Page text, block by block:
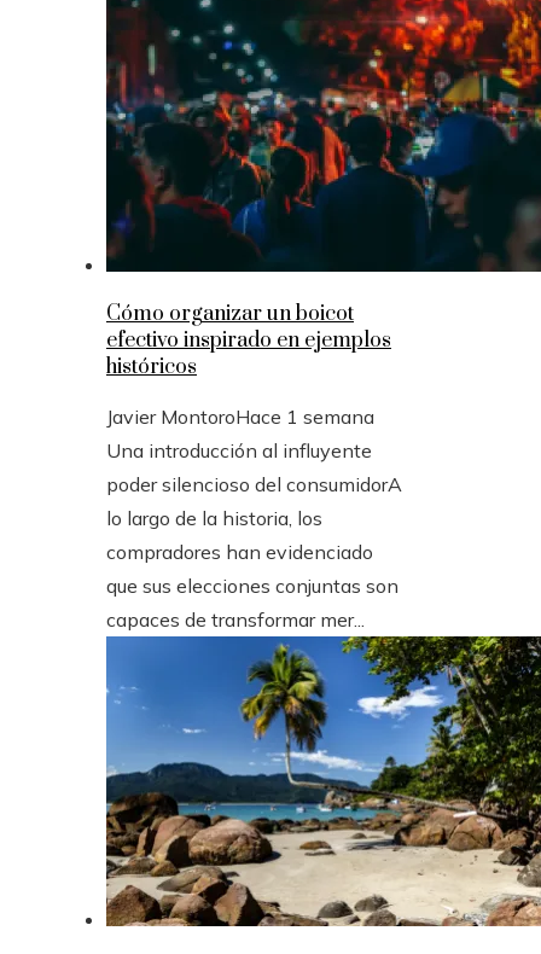
Cómo organizar un boicot
efectivo inspirado en ejemplos
históricos
Javier MontoroHace 1 semana
Una introducción al influyente
poder silencioso del consumidorA
lo largo de la historia, los
compradores han evidenciado
que sus elecciones conjuntas son
capaces de transformar mer...